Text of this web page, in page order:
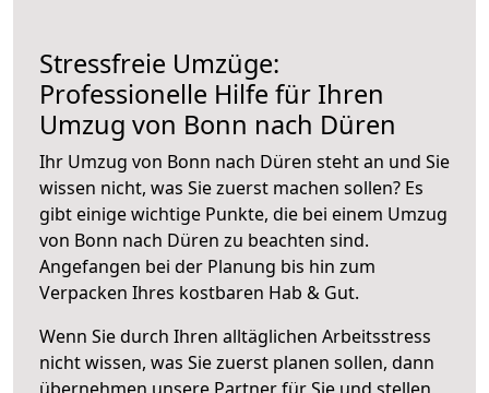
Stressfreie Umzüge:
Professionelle Hilfe für Ihren
Umzug von Bonn nach Düren
Ihr Umzug von Bonn nach Düren steht an und Sie
wissen nicht, was Sie zuerst machen sollen? Es
gibt einige wichtige Punkte, die bei einem Umzug
von Bonn nach Düren zu beachten sind.
Angefangen bei der Planung bis hin zum
Verpacken Ihres kostbaren Hab & Gut.
Wenn Sie durch Ihren alltäglichen Arbeitsstress
nicht wissen, was Sie zuerst planen sollen, dann